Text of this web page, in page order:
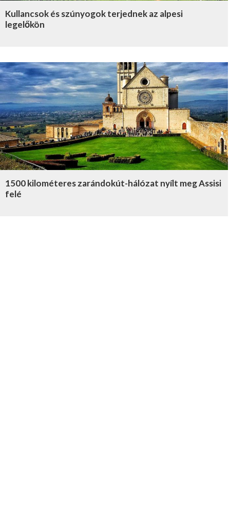
Kullancsok és szúnyogok terjednek az alpesi
legelőkön
1500 kilométeres zarándokút-hálózat nyílt meg Assisi
felé